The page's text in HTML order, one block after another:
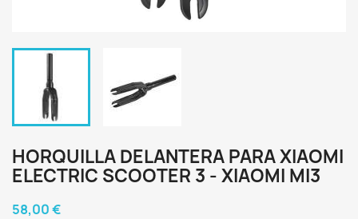
HORQUILLA DELANTERA PARA XIAOMI
ELECTRIC SCOOTER 3 - XIAOMI MI3
58,00 €